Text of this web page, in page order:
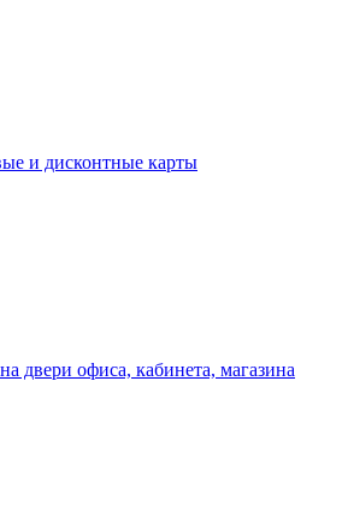
и дисконтные карты
двери офиса, кабинета, магазина